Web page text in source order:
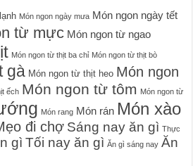
Món ngon ngày mưa Món ngon ngày tết
từ mực Món ngon từ ngao
Món ngon từ thịt ba chỉ Món ngon từ thịt bò
gà Món ngon từ thịt heo Món ngon
ếch Món ngon từ tôm Món ngon từ
Món rang Món rán Món xào
đi chợ Sáng nay ăn gì Thực
gì Tối nay ăn gì Ăn gì sáng nay Ăn